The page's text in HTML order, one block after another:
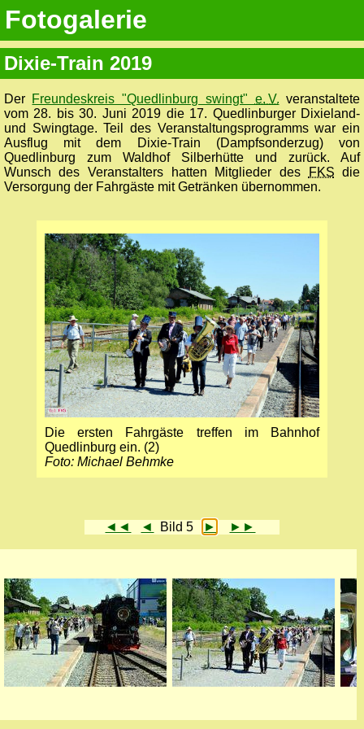
Fotogalerie
Dixie-Train 2019
Der Freundeskreis "Quedlinburg swingt" e. V. veranstaltete
vom 28. bis 30. Juni 2019 die 17. Quedlinburger Dixieland-
und Swingtage. Teil des Veranstaltungsprogramms war ein
Ausflug mit dem Dixie-Train (Dampfsonderzug) von
Quedlinburg zum Waldhof Silberhütte und zurück. Auf
Wunsch des Veranstalters hatten Mitglieder des
FKS die
Versorgung der Fahrgäste mit Getränken übernommen.
Die ersten Fahrgäste treffen im Bahnhof
Quedlinburg ein. (2)
Foto: Michael Behmke
◄◄ ◄ Bild 5 ► ►►